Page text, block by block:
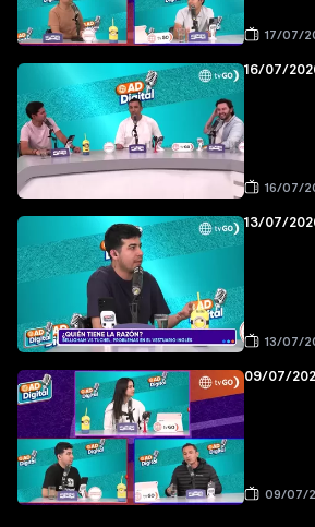
17/07/
16/07/
16/07/
13/07/
13/07/
09/07/
09/07/